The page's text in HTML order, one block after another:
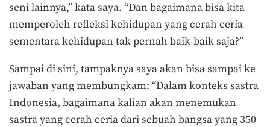
seni lainnya,” kata saya. “Dan bagaimana bisa kita
memperoleh refleksi kehidupan yang cerah ceria
sementara kehidupan tak pernah baik-baik saja?”
Sampai di sini, tampaknya saya akan bisa sampai ke
jawaban yang membungkam: “Dalam konteks sastra
Indonesia, bagaimana kalian akan menemukan
sastra yang cerah ceria dari sebuah bangsa yang 350